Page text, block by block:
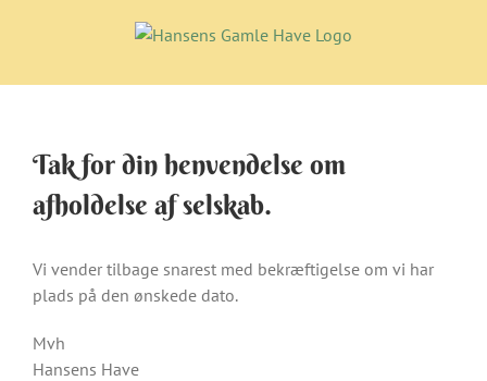
Tak for din henvendelse om
afholdelse af selskab.
Vi vender tilbage snarest med bekræftigelse om vi har
plads på den ønskede dato.
Mvh
Hansens Have